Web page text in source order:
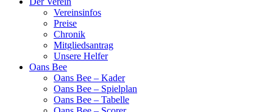
Vereinsinfos
Preise
Chronik
Mitgliedsantrag
Unsere Helfer
Oans Bee
Oans Bee – Kader
Oans Bee – Spielplan
Oans Bee – Tabelle